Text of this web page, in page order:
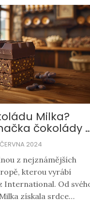
Milka?
čokolády
2024
z nejznámějších
kterou vyrábí
International. Od
získala srdce